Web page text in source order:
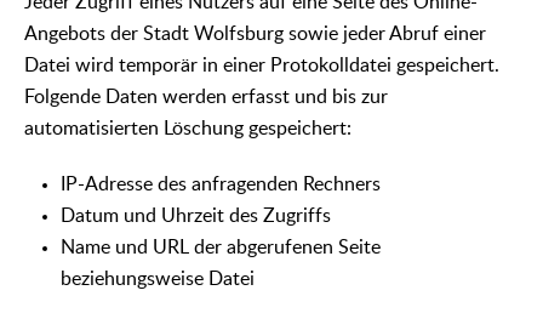
Angebots der Stadt Wolfsburg sowie jeder Abruf einer
Datei wird temporär in einer Protokolldatei gespeichert.
Folgende Daten werden erfasst und bis zur
automatisierten Löschung gespeichert:
IP-Adresse des anfragenden Rechners
Datum und Uhrzeit des Zugriffs
Name und URL der abgerufenen Seite
beziehungsweise Datei